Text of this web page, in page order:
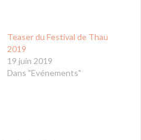
Teaser du Festival de Thau
2019
19 juin 2019
Dans "Evénements"